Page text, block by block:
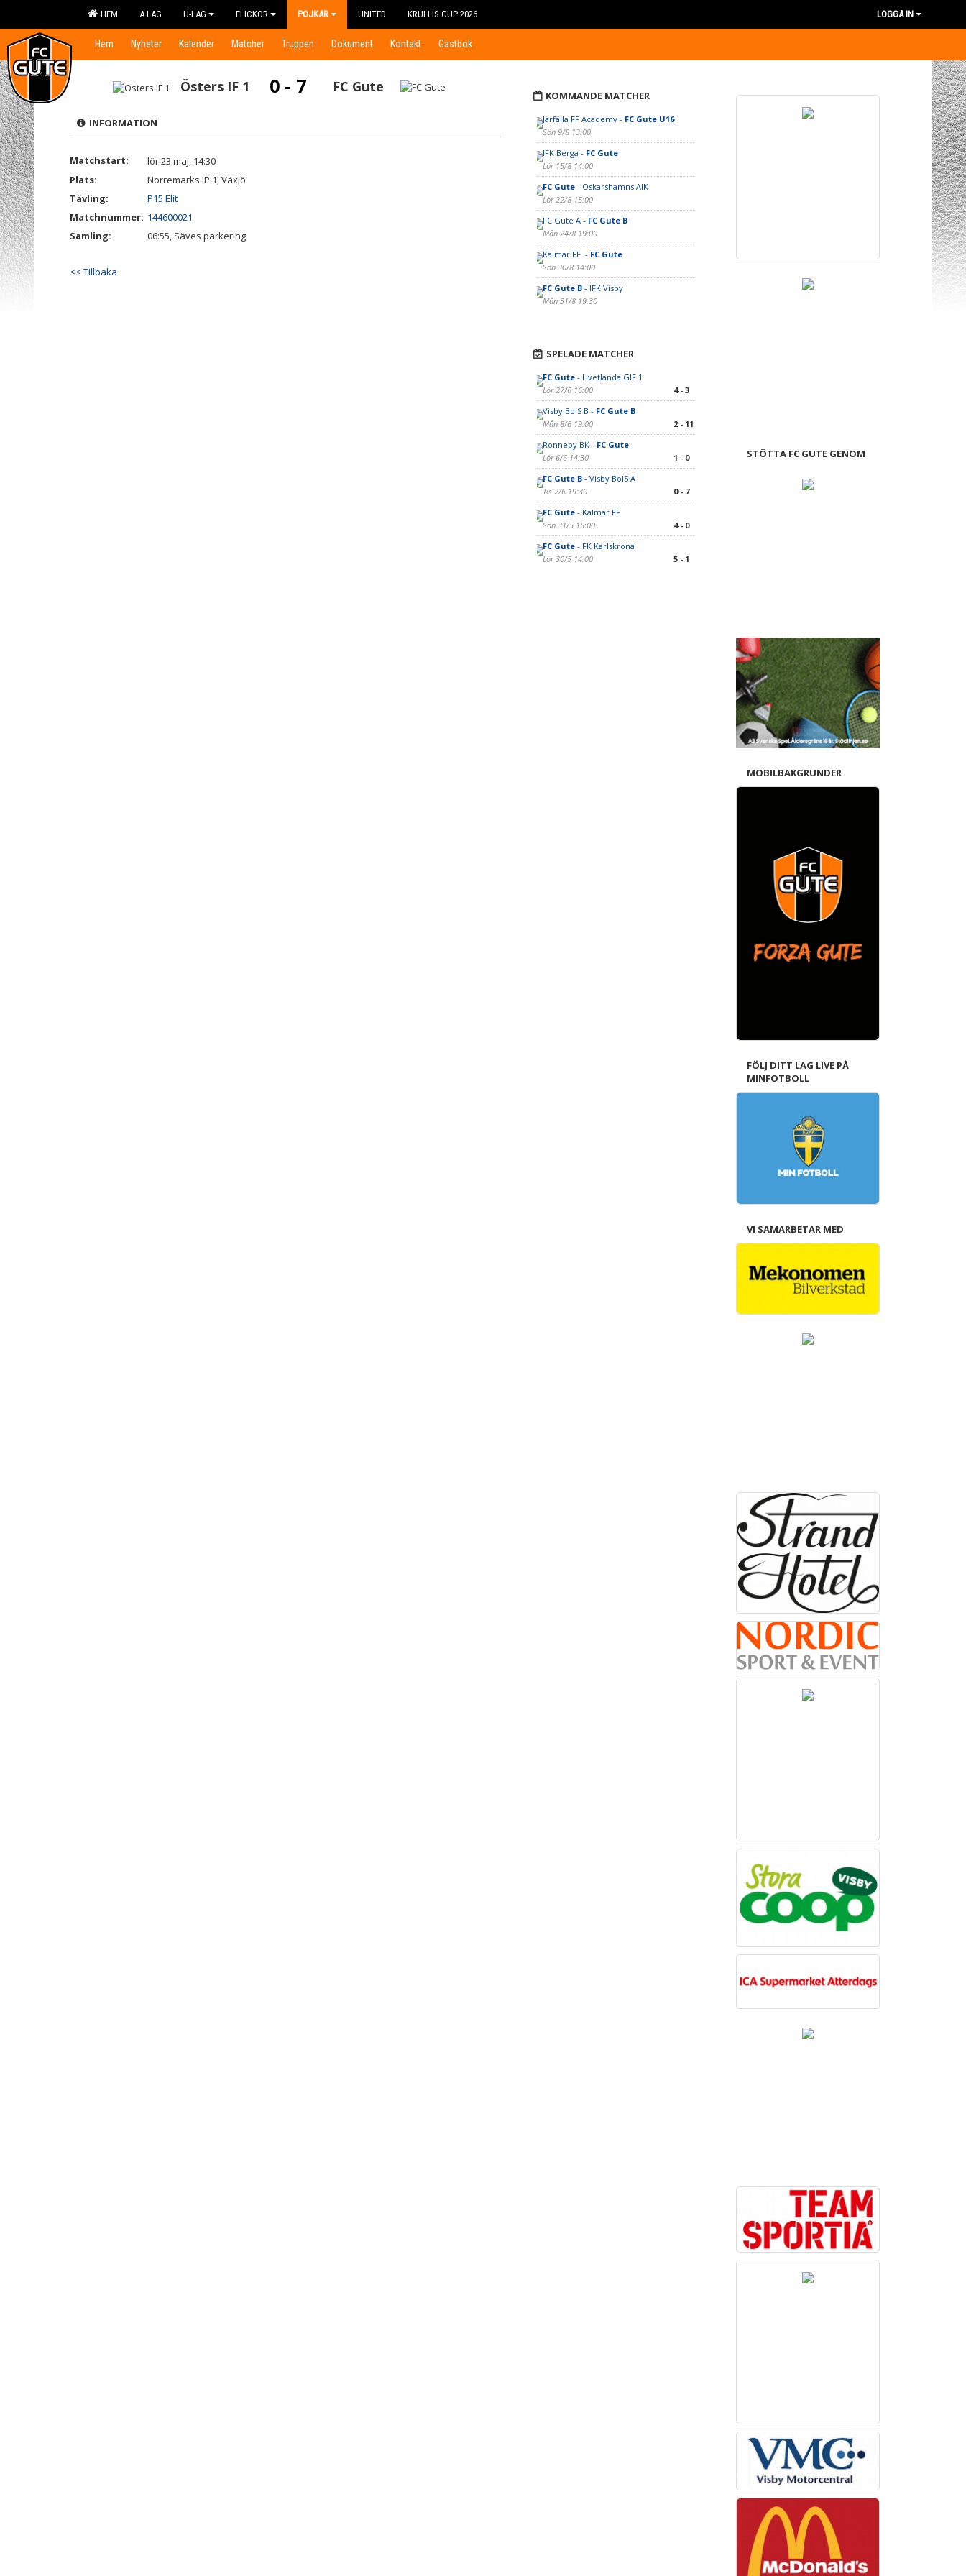
HEM A LAG U-LAG FLICKOR POJKAR UNITED KRULLIS CUP 2026 LOGGA IN
Hem Nyheter Kalender Matcher Truppen Dokument Kontakt Gästbok
Östers IF 1 0 - 7 FC Gute
INFORMATION
Matchstart:
lör 23 maj, 14:30
Plats:
Norremarks IP 1, Växjö
Tävling:
P15 Elit
Matchnummer: 144600021
Samling:
06:55, Säves parkering
<< Tillbaka
KOMMANDE MATCHER
Järfälla FF Academy - FC Gute U16
Sön 9/8 13:00
IFK Berga - FC Gute
Lör 15/8 14:00
FC Gute- Oskarshamns AIK
Lör 22/8 15:00
FC Gute A - FC Gute B
Mån 24/8 19:00
Kalmar FF - FC Gute
Sön 30/8 14:00
FC Gute B- IFK Visby
Mån 31/8 19:30
SPELADE MATCHER
FC Gute- Hvetlanda GIF 1
Lör 27/6 16:00
4 - 3
Visby BoIS B - FC Gute B
Mån 8/6 19:00
2 - 11
Ronneby BK - FC Gute
Lör 6/6 14:30
1 - 0
FC Gute B- Visby BoIS A
Tis 2/6 19:30
0 - 7
FC Gute- Kalmar FF
Sön 31/5 15:00
4 - 0
FC Gute- FK Karlskrona
Lör 30/5 14:00
5 - 1
STÖTTA FC GUTE GENOM
MOBILBAKGRUNDER
FÖLJ DITT LAG LIVE PÅ
MINFOTBOLL
VI SAMARBETAR MED